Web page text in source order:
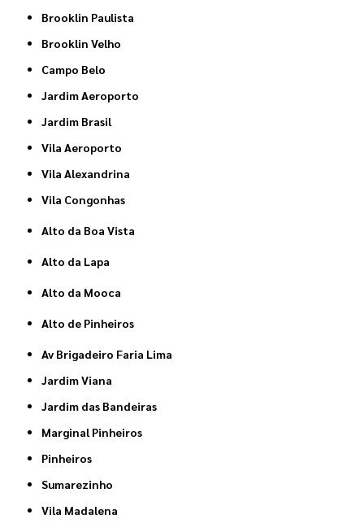
Brooklin Paulista
Brooklin Velho
Campo Belo
Jardim Aeroporto
Jardim Brasil
Vila Aeroporto
Vila Alexandrina
Vila Congonhas
Alto da Boa Vista
Alto da Lapa
Alto da Mooca
Alto de Pinheiros
Av Brigadeiro Faria Lima
Jardim Viana
Jardim das Bandeiras
Marginal Pinheiros
Pinheiros
Sumarezinho
Vila Madalena